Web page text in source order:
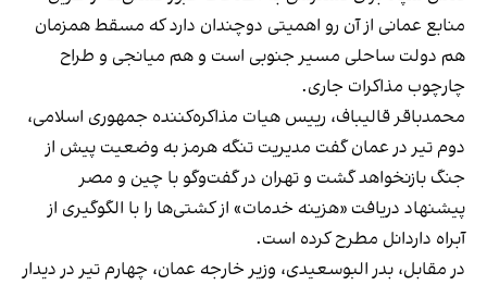
منابع عمانی از آن رو اهمیتی دوچندان دارد که مسقط همزمان
هم دولت ساحلی مسیر جنوبی است و هم میانجی و طراح
چارچوب مذاکرات جاری.
محمدباقر قالیباف، رییس هیات مذاکره‌کننده جمهوری اسلامی،
دوم تیر در عمان گفت مدیریت تنگه هرمز به وضعیت پیش از
جنگ بازنخواهد گشت و تهران در گفت‌وگو با چین و مصر
پیشنهاد دریافت «هزینه خدمات» از کشتی‌ها را با الگوگیری از
آبراه داردانل مطرح کرده است.
در مقابل، بدر البوسعیدی، وزیر خارجه عمان، چهارم تیر در دیدار